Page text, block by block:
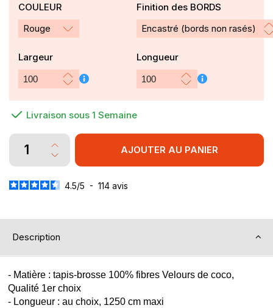
COULEUR
Rouge
Finition des BORDS
Largeur Longueur
Livraison sous 1 Semaine
AJOUTER AU PANIER
4.5/5 - 114 avis
Description
- Matière : tapis-brosse 100% fibres Velours de coco,
Qualité 1er choix
- Longueur : au choix, 1250 cm maxi